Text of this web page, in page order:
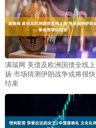
满瑞网 美债及欧洲国债全线上
扬 市场猜测伊朗战争或将很快
结束